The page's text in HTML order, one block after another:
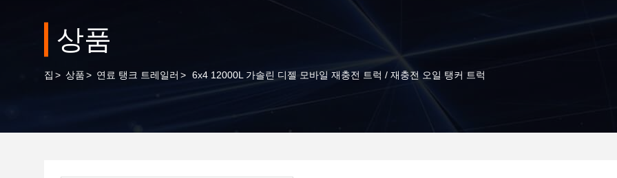
상품
집 > 상품> 연료 탱크 트레일러 > 6x4 12000L 가솔린 디젤 모바일 재충전 트럭 / 재충전 오일 탱커 트럭